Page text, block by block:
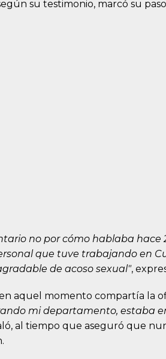
su testimonio, marcó su
no por cómo hablaba hace
que tuve trabajando en
de acoso sexual",
aquel momento compartía la
mi departamento, estaba
al tiempo que aseguró que